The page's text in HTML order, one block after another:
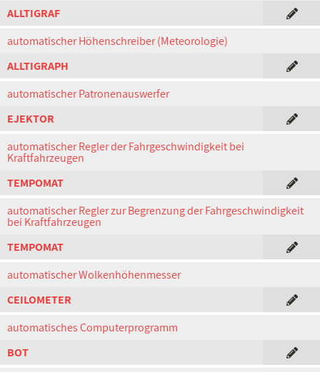
ALLTIGRAF
automatischer Höhenschreiber (Meteorologie)
ALLTIGRAPH
automatischer Patronenauswerfer
EJEKTOR
automatischer Regler der Fahrgeschwindigkeit bei
Kraftfahrzeugen
TEMPOMAT
automatischer Regler zur Begrenzung der Fahrgeschwindigkeit
bei Kraftfahrzeugen
TEMPOMAT
automatischer Wolkenhöhenmesser
CEILOMETER
automatisches Computerprogramm
BOT